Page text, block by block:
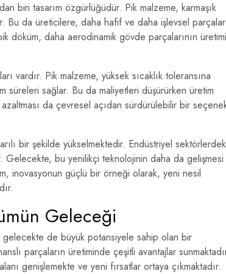
biri tasarım özgürlüğüdür. Pik malzeme, karmaşık
da üreticilere, daha hafif ve daha işlevsel parçalar
döküm, daha aerodinamik gövde parçalarının üretimi
vardır. Pik malzeme, yüksek sıcaklık toleransına
süreleri sağlar. Bu da maliyetleri düşürürken üretim
da çevresel açıdan sürdürülebilir bir
bir şekilde yükselmektedir. Endüstriyel
Gelecekte, bu yenilikçi teknolojinin daha da gelişmesi
inovasyonun güçlü bir örneği olarak, yeni nesil
Geleceği
de büyük potansiyele sahip olan bir
parçaların üretiminde çeşitli avantajlar
genişlemekte ve yeni fırsatlar ortaya çıkmaktadır.